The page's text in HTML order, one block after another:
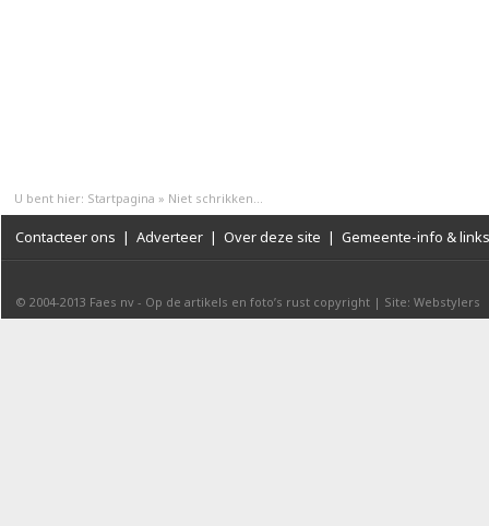
U bent hier: Startpagina » Niet schrikken...
Contacteer ons | Adverteer | Over deze site | Gemeente-info & links
© 2004-2013 Faes nv - Op de artikels en foto’s rust copyright | Site: Webstylers